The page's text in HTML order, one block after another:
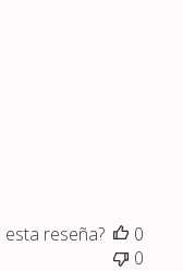
esta reseña?
0
0